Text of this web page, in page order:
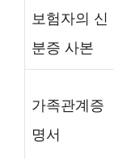
보험자의 신
분증 사본
가족관계증
명서